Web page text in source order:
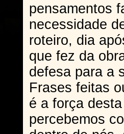
pensamentos
necessidade
roteiro, dia
que fez da
defesa para a
Frases feitas
é a força
percebemos